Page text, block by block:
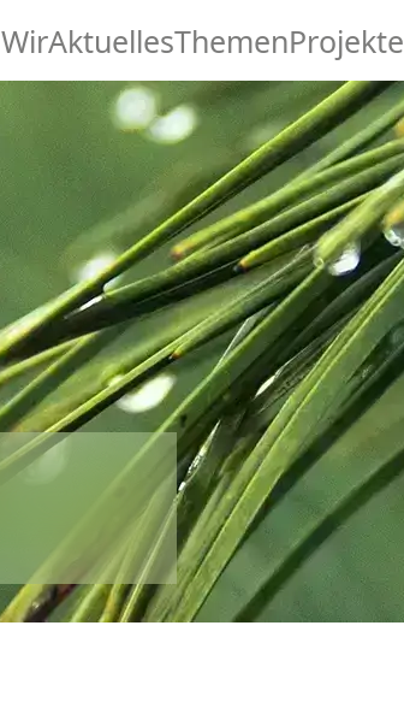
WirAktuellesThemenProjekte